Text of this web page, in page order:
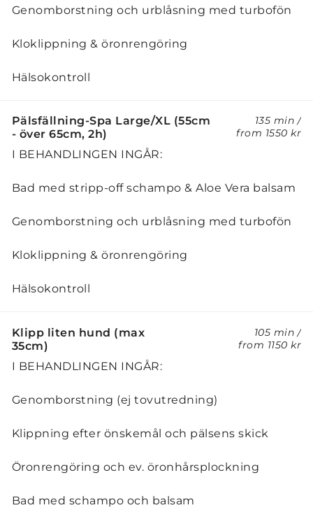
Genomborstning och urblåsning med turbofön
Kloklippning & öronrengöring
Hälsokontroll
Pälsfällning-Spa Large/XL (55cm
- över 65cm, 2h)
135 min/
from 1550 kr
I BEHANDLINGEN INGÅR:
Bad med stripp-off schampo & Aloe Vera balsam
Genomborstning och urblåsning med turbofön
Kloklippning & öronrengöring
Hälsokontroll
Klipp liten hund (max
35cm)
105 min/
from 1150 kr
I BEHANDLINGEN INGÅR:
Genomborstning (ej tovutredning)
Klippning efter önskemål och pälsens skick
Öronrengöring och ev. öronhårsplockning
Bad med schampo och balsam